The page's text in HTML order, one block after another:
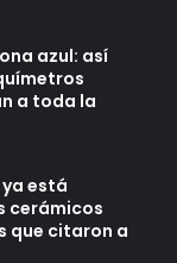
azul: así
a toda la
ya está
cerámicos
que citaron a